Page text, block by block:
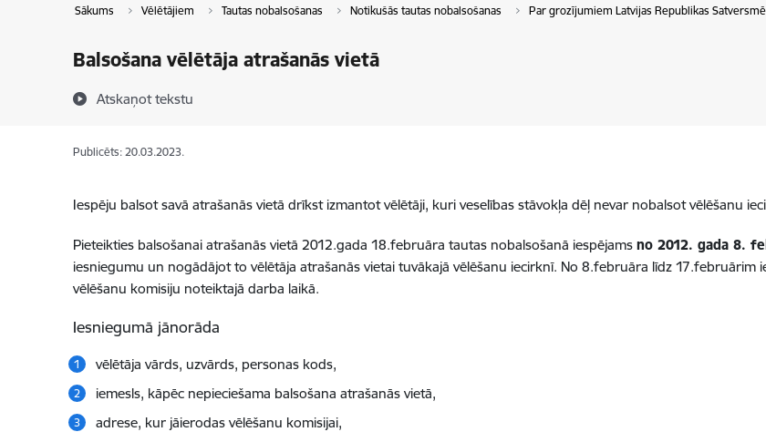
Sākums Vēlētājiem Tautas nobalsošanas Notikušās tautas nobalsošanas Par grozījumiem Latvijas Republikas
Balsošana vēlētāja atrašanās vietā
Atskaņot tekstu
Publicēts: 20.03.2023.
Iespēju balsot savā atrašanās vietā drīkst izmantot vēlētāji, kuri veselības stāvokļa dēļ nevar nobalsot vēlēšanu
Pieteikties balsošanai atrašanās vietā 2012.gada 18.februāra tautas nobalsošanā iespējams no 2012. gada 8.
iesniegumu un nogādājot to vēlētāja atrašanās vietai tuvākajā vēlēšanu iecirknī. No 8.februāra līdz 17.februārim
vēlēšanu komisiju noteiktajā darba laikā.
Iesniegumā jānorāda
vēlētāja vārds, uzvārds, personas kods,
iemesls, kāpēc nepieciešama balsošana atrašanās vietā,
adrese, kur jāierodas vēlēšanu komisijai,